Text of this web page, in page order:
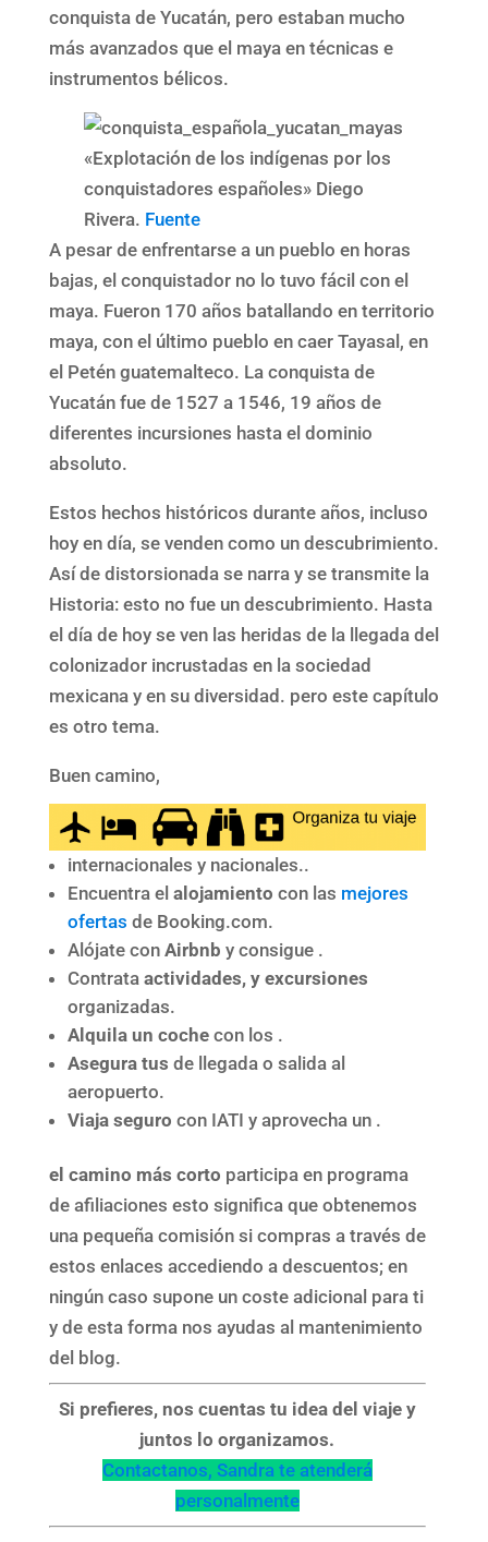
conquista de Yucatán, pero estaban mucho
más avanzados que el maya en técnicas e
instrumentos bélicos.
«Explotación de los indígenas por los
conquistadores españoles» Diego
Rivera. Fuente
A pesar de enfrentarse a un pueblo en horas
bajas, el conquistador no lo tuvo fácil con el
maya. Fueron 170 años batallando en territorio
maya, con el último pueblo en caer Tayasal, en
el Petén guatemalteco. La conquista de
Yucatán fue de 1527 a 1546, 19 años de
diferentes incursiones hasta el dominio
absoluto.
Estos hechos históricos durante años, incluso
hoy en día, se venden como un descubrimiento.
Así de distorsionada se narra y se transmite la
Historia: esto no fue un descubrimiento. Hasta
el día de hoy se ven las heridas de la llegada del
colonizador incrustadas en la sociedad
mexicana y en su diversidad. pero este capítulo
es otro tema.
Buen camino,
internacionales y nacionales..
Encuentra el alojamiento con las mejores
ofertas de Booking.com.
Alójate con Airbnb y consigue .
Contrata actividades, y excursiones
organizadas.
Alquila un cochecon los .
Asegura tus de llegada o salida al
aeropuerto.
Viaja seguro con IATI y aprovecha un .
el camino más corto participa en programa
de afiliaciones esto significa que obtenemos
una pequeña comisión si compras a través de
estos enlaces accediendo a descuentos; en
ningún caso supone un coste adicional para ti
y de esta forma nos ayudas al mantenimiento
del blog.
Si prefieres, nos cuentas tu idea del viaje y
juntos lo organizamos.
Contactanos, Sandra te atenderá
personalmente